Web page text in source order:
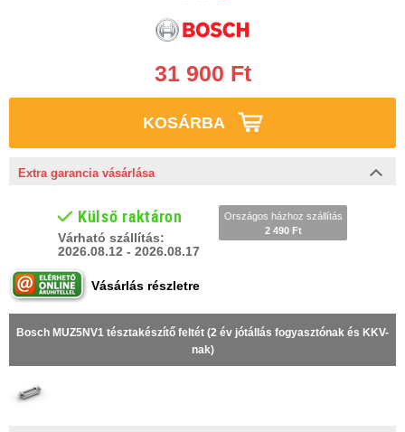
31 900 Ft
KOSÁRBA
Extra garancia vásárlása
Külső raktáron
Várható szállítás:
2026.08.12 - 2026.08.17
Országos házhoz szállítás
2 490 Ft
Vásárlás részletre
Bosch MUZ5NV1 tésztakészítő feltét (2 év jótállás fogyasztónak és KKV-
nak)